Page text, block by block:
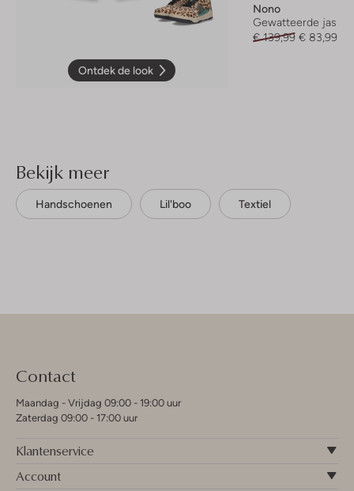
Ontdek de look
Nono
Gewatteerde jas
€ 139,99 € 83,99
Bekijk meer
Handschoenen Lil'boo Textiel
Contact
Maandag - Vrijdag 09:00 - 19:00 uur
Zaterdag 09:00 - 17:00 uur
Klantenservice
Account